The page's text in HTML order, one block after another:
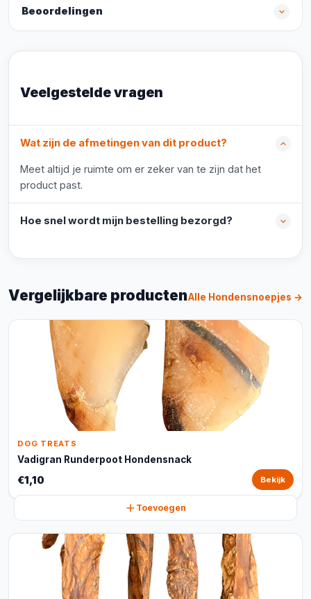
Beoordelingen
Veelgestelde vragen
Wat zijn de afmetingen van dit product?
Meet altijd je ruimte om er zeker van te zijn dat het
product past.
Hoe snel wordt mijn bestelling bezorgd?
Vergelijkbare productenAlle Hondensnoepjes →
DOG TREATS
Vadigran Runderpoot Hondensnack
€1,10 Bekijk
Toevoegen